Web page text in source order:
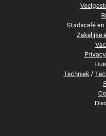
Stadscafé
Zakelijke
Techniek/